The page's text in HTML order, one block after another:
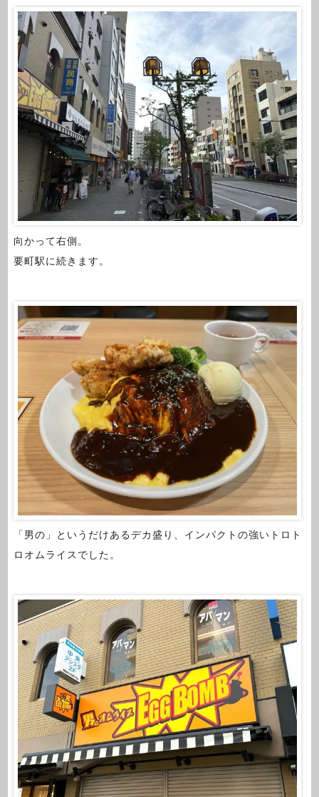
向かって右側。
要町駅に続きます。
「男の」というだけあるデカ盛り、インパクトの強いトロト
ロオムライスでした。